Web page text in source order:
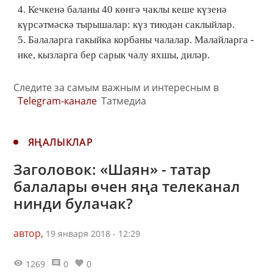
4. Кечкенә баланы 40 көнгә чаклы кеше күзенә
күрсәтмәскә тырышалар: күз тиюдән саклыйлар.
5. Балаларга гакыйка корбаны чалалар. Малайларга -
ике, кызларга бер сарык чалу яхшы, диләр.
Следите за самым важным и интересным в
Telegram-канале Татмедиа
ЯҢАЛЫКЛАР
Заголовок: «Шаян» - татар
балалары өчен яңа телеканал
нинди булачак?
автор, 19 января 2018 - 12:29
1269 0 0